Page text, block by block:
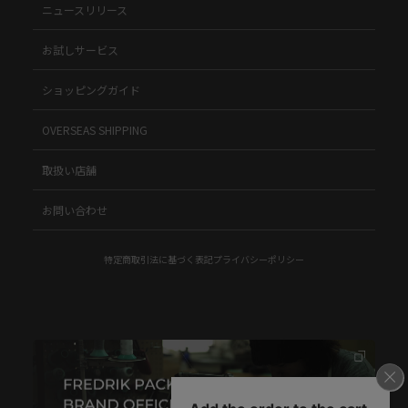
ニュースリリース
お試しサービス
ショッピングガイド
OVERSEAS SHIPPING
取扱い店舗
お問い合わせ
特定商取引法に基づく表記プライバシーポリシー